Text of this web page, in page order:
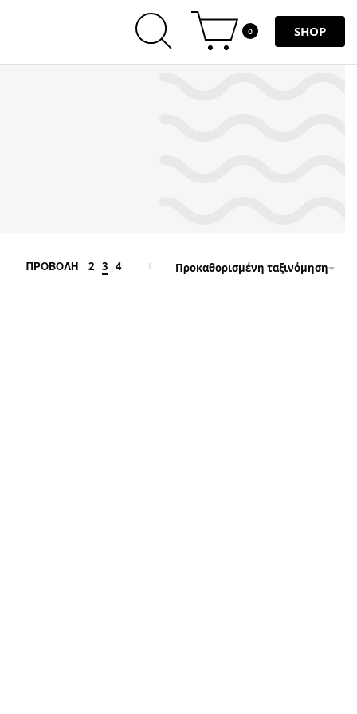
0 SHOP
ΠΡΟΒΟΛΗ 2 3 4 Προκαθορισμένη ταξινόμηση